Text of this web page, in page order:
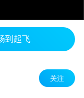
到起飞
关注